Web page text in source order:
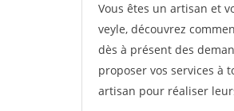
Vous êtes un artisan et
veyle, découvrez
dès à présent des
proposer vos services à
artisan pour réaliser